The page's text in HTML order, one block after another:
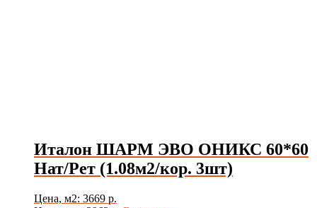
Италон ШАРМ ЭВО ОНИКС 60*60
Нат/Рет (1.08м2/кор. 3шт)
Цена, м2: 3669 р.